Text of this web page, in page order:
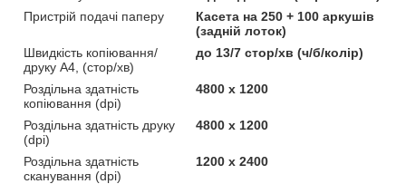
Пристрій подачі паперу
Касета на 250 + 100 аркушів
(задній лоток)
Швидкість копіювання/
друку A4, (стор/хв)
до 13/7 стор/хв (ч/б/колір)
Роздільна здатність
копіювання (dpi)
4800 x 1200
Роздільна здатність друку
(dpi)
4800 x 1200
Роздільна здатність
сканування (dpi)
1200 x 2400